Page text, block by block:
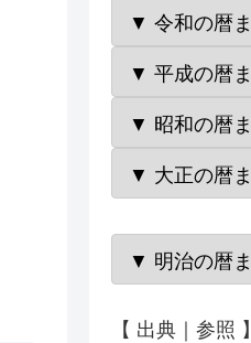
【 出典｜参照 】